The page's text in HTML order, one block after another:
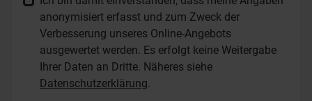
anonymisiert erfasst und zum Zweck der
Verbesserung unseres Online-Angebots
ausgewertet werden. Es erfolgt keine Weitergabe
Ihrer Daten an Dritte. Näheres siehe
Datenschutzerklärung.